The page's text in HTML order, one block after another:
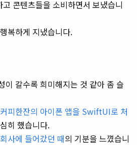
콘텐츠들을 소비하면서 보냈습니
복하게 지냈습니다.
이 갈수록 희미해지는 것 같아 좀 슬
커피한잔의 아이폰 앱을 SwiftUI로 처
히 했습니다.
사에 들어갔던 때의 기분을 느꼈습니